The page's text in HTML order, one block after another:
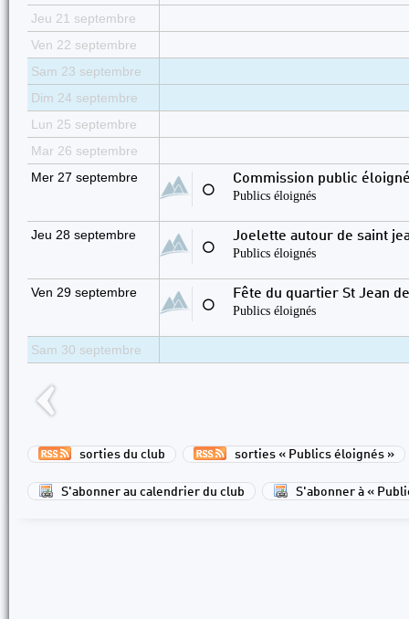
Jeu 21 septembre
Ven 22 septembre
Sam 23 septembre
Dim 24 septembre
Lun 25 septembre
Mar 26 septembre
Mer 27 septembre
⚪
Commission public
Publics éloignés
Jeu 28 septembre
⚪
Joelette autour de saint
Publics éloignés
Ven 29 septembre
⚪
Fête du quartier St Jean
Publics éloignés
Sam 30 septembre
sorties du club sorties « Publics éloignés »
S'abonner au calendrier du club S'abonner à «